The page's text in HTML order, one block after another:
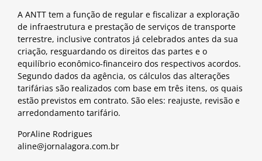
A ANTT tem a função de regular e fiscalizar a exploração
de infraestrutura e prestação de serviços de transporte
terrestre, inclusive contratos já celebrados antes da sua
criação, resguardando os direitos das partes e o
equilíbrio econômico-financeiro dos respectivos acordos.
Segundo dados da agência, os cálculos das alterações
tarifárias são realizados com base em três itens, os quais
estão previstos em contrato. São eles: reajuste, revisão e
arredondamento tarifário.
PorAline Rodrigues
aline@jornalagora.com.br